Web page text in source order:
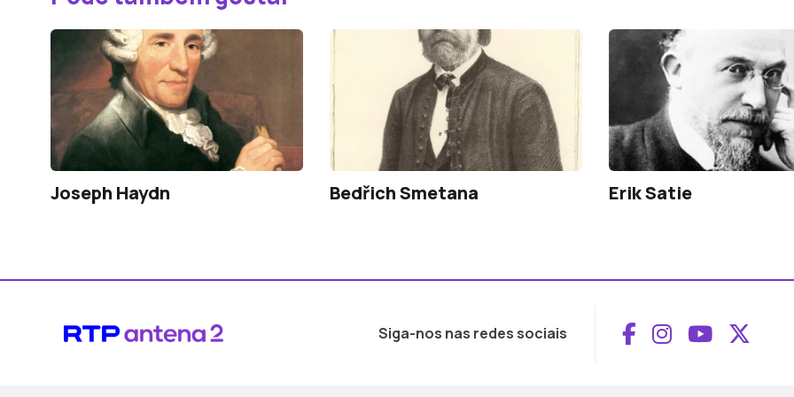
Joseph Haydn Bedřich Smetana Erik Satie
Siga-nos nas redes sociais Aceder ao
Aceder ao
Aceder